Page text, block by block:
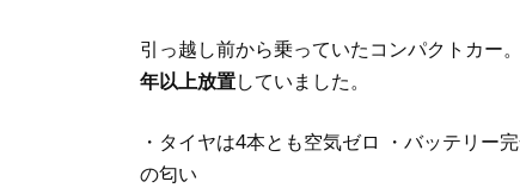
引っ越し前から乗っていたコンパクトカー
年以上放置していました。
・タイヤは4本とも空気ゼロ ・バッテリー
の匂い